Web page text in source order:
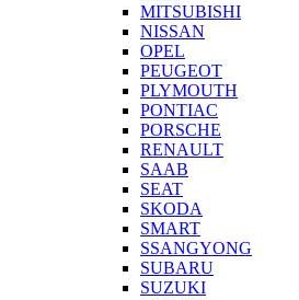
MITSUBISHI
NISSAN
OPEL
PEUGEOT
PLYMOUTH
PONTIAC
PORSCHE
RENAULT
SAAB
SEAT
SKODA
SMART
SSANGYONG
SUBARU
SUZUKI